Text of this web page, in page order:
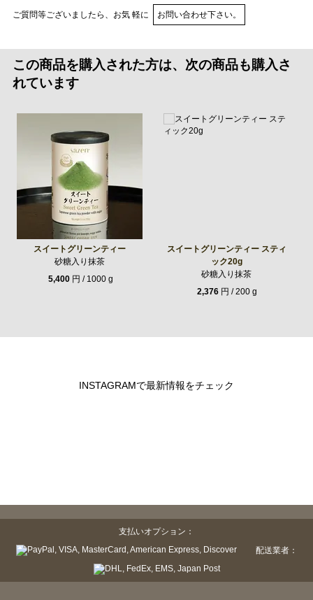
ご質問等ございましたら、お気 軽に お問い合わせ下さい。
この商品を購入された方は、次の商品も購入さ
れています
スイートグリーンティー
砂糖入り抹茶
5,400円 / 1000 g
スイートグリーンティー スティ
ック20g
砂糖入り抹茶
2,376 円 / 200 g
INSTAGRAMで最新情報をチェック
支払いオプション：
配送業者：